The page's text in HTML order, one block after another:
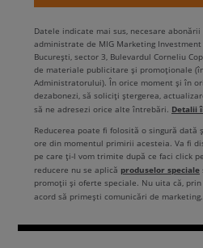
Datele indicate mai sus, necesare
administrate de MIG Marketing Investment
București, sector 3, Bulevardul Corneliu
de materiale publicitare și promoționale
Administratorului). În orice moment și în
dezabonezi, să soliciți ștergerea,
să ne adresezi orice alte întrebări. Detalii
Reducerea poate fi folosită o singură dată
ore din momentul primirii acesteia. Va fi
pe care ți-l vom trimite după ce faci click
reducere nu se aplică produselor speciale
promoții și oferte speciale. Nu uita că,
acord să primești comunicări de marketing.